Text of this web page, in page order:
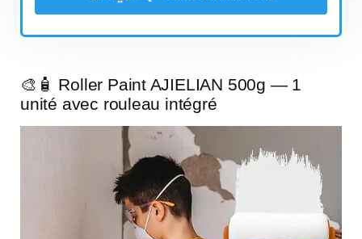
🎨🧴 Roller Paint AJIELIAN 500g — 1
unité avec rouleau intégré